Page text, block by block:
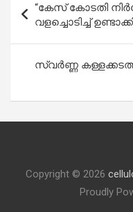
navigation
“കേസ് കോടതി
വളച്ചൊടിച്ച്
സ്വർണ്ണ
Copyright © 2026
Proudly